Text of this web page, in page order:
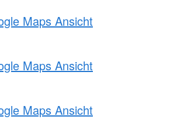
Maps Ansicht
Maps Ansicht
Maps Ansicht